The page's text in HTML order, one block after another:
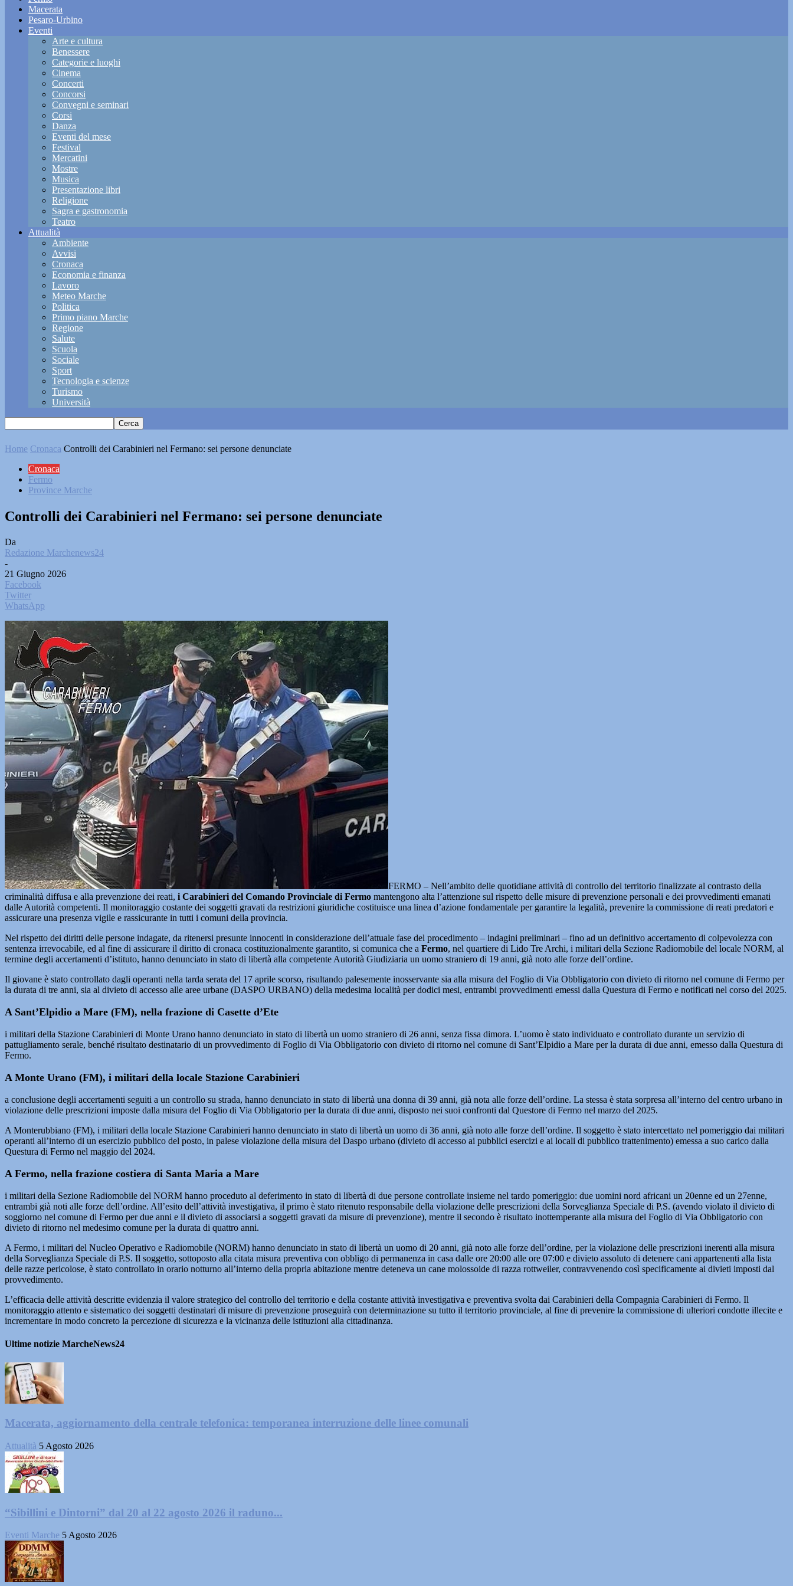
Macerata
Pesaro-Urbino
Eventi
Arte e cultura
Benessere
Categorie e luoghi
Cinema
Concerti
Concorsi
Convegni e seminari
Corsi
Danza
Eventi del mese
Festival
Mercatini
Mostre
Musica
Presentazione libri
Religione
Sagra e gastronomia
Teatro
Attualità
Ambiente
Avvisi
Cronaca
Economia e finanza
Lavoro
Meteo Marche
Politica
Primo piano Marche
Regione
Salute
Scuola
Sociale
Sport
Tecnologia e scienze
Turismo
Università
Home Cronaca Controlli dei Carabinieri nel Fermano: sei persone denunciate
Cronaca
Fermo
Province Marche
Controlli dei Carabinieri nel Fermano: sei persone denunciate
Da
Redazione Marchenews24
-
21 Giugno 2026
Facebook
Twitter
WhatsApp
FERMO – Nell’ambito delle quotidiane attività di controllo del territorio finalizzate al contrasto della
criminalità diffusa e alla prevenzione dei reati, i Carabinieri del Comando Provinciale di Fermo mantengono alta l’attenzione sul rispetto delle misure di prevenzione personali e dei provvedimenti emanati
dalle Autorità competenti. Il monitoraggio costante dei soggetti gravati da restrizioni giuridiche costituisce una linea d’azione fondamentale per garantire la legalità, prevenire la commissione di reati predatori e
assicurare una presenza vigile e rassicurante in tutti i comuni della provincia.
Nel rispetto dei diritti delle persone indagate, da ritenersi presunte innocenti in considerazione dell’attuale fase del procedimento – indagini preliminari – fino ad un definitivo accertamento di colpevolezza con
sentenza irrevocabile, ed al fine di assicurare il diritto di cronaca costituzionalmente garantito, si comunica che a Fermo, nel quartiere di Lido Tre Archi, i militari della Sezione Radiomobile del locale NORM, al
termine degli accertamenti d’istituto, hanno denunciato in stato di libertà alla competente Autorità Giudiziaria un uomo straniero di 19 anni, già noto alle forze dell’ordine.
Il giovane è stato controllato dagli operanti nella tarda serata del 17 aprile scorso, risultando palesemente inosservante sia alla misura del Foglio di Via Obbligatorio con divieto di ritorno nel comune di Fermo per
la durata di tre anni, sia al divieto di accesso alle aree urbane (DASPO URBANO) della medesima località per dodici mesi, entrambi provvedimenti emessi dalla Questura di Fermo e notificati nel corso del 2025.
A Sant’Elpidio a Mare (FM), nella frazione di Casette d’Ete
i militari della Stazione Carabinieri di Monte Urano hanno denunciato in stato di libertà un uomo straniero di 26 anni, senza fissa dimora. L’uomo è stato individuato e controllato durante un servizio di
pattugliamento serale, benché risultato destinatario di un provvedimento di Foglio di Via Obbligatorio con divieto di ritorno nel comune di Sant’Elpidio a Mare per la durata di due anni, emesso dalla Questura di
Fermo.
A Monte Urano (FM), i militari della locale Stazione Carabinieri
a conclusione degli accertamenti seguiti a un controllo su strada, hanno denunciato in stato di libertà una donna di 39 anni, già nota alle forze dell’ordine. La stessa è stata sorpresa all’interno del centro urbano in
violazione delle prescrizioni imposte dalla misura del Foglio di Via Obbligatorio per la durata di due anni, disposto nei suoi confronti dal Questore di Fermo nel marzo del 2025.
A Monterubbiano (FM), i militari della locale Stazione Carabinieri hanno denunciato in stato di libertà un uomo di 36 anni, già noto alle forze dell’ordine. Il soggetto è stato intercettato nel pomeriggio dai militari
operanti all’interno di un esercizio pubblico del posto, in palese violazione della misura del Daspo urbano (divieto di accesso ai pubblici esercizi e ai locali di pubblico trattenimento) emessa a suo carico dalla
Questura di Fermo nel maggio del 2024.
A Fermo, nella frazione costiera di Santa Maria a Mare
i militari della Sezione Radiomobile del NORM hanno proceduto al deferimento in stato di libertà di due persone controllate insieme nel tardo pomeriggio: due uomini nord africani un 20enne ed un 27enne,
entrambi già noti alle forze dell’ordine. All’esito dell’attività investigativa, il primo è stato ritenuto responsabile della violazione delle prescrizioni della Sorveglianza Speciale di P.S. (avendo violato il divieto di
soggiorno nel comune di Fermo per due anni e il divieto di associarsi a soggetti gravati da misure di prevenzione), mentre il secondo è risultato inottemperante alla misura del Foglio di Via Obbligatorio con
divieto di ritorno nel medesimo comune per la durata di quattro anni.
A Fermo, i militari del Nucleo Operativo e Radiomobile (NORM) hanno denunciato in stato di libertà un uomo di 20 anni, già noto alle forze dell’ordine, per la violazione delle prescrizioni inerenti alla misura
della Sorveglianza Speciale di P.S. Il soggetto, sottoposto alla citata misura preventiva con obbligo di permanenza in casa dalle ore 20:00 alle ore 07:00 e divieto assoluto di detenere cani appartenenti alla lista
delle razze pericolose, è stato controllato in orario notturno all’interno della propria abitazione mentre deteneva un cane molossoide di razza rottweiler, contravvenendo così specificamente ai divieti imposti dal
provvedimento.
L’efficacia delle attività descritte evidenzia il valore strategico del controllo del territorio e della costante attività investigativa e preventiva svolta dai Carabinieri della Compagnia Carabinieri di Fermo. Il
monitoraggio attento e sistematico dei soggetti destinatari di misure di prevenzione proseguirà con determinazione su tutto il territorio provinciale, al fine di prevenire la commissione di ulteriori condotte illecite e
incrementare in modo concreto la percezione di sicurezza e la vicinanza delle istituzioni alla cittadinanza.
Ultime notizie MarcheNews24
Macerata, aggiornamento della centrale telefonica: temporanea interruzione delle linee comunali
Attualità 5 Agosto 2026
“Sibillini e Dintorni” dal 20 al 22 agosto 2026 il raduno...
Eventi Marche 5 Agosto 2026